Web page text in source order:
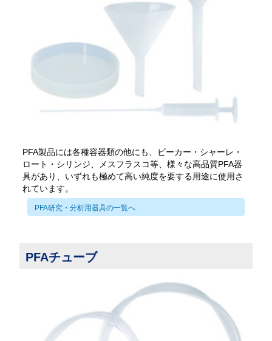
PFA製品には各種容器類の他にも、ビーカー・シャーレ・
ロート・シリンジ、メスフラスコ等、様々な高品質PFA器
具があり、いずれも極めて高い純度を要する用途に使用さ
れています。
PFA研究・分析用器具の一覧へ
PFAチューブ